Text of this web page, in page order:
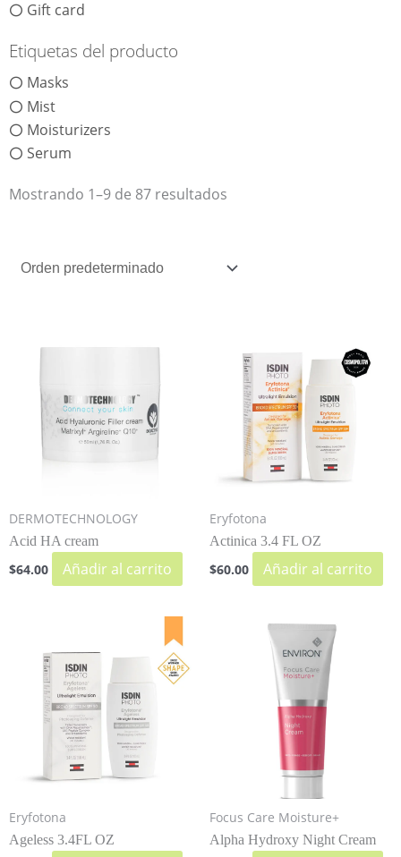
Gift card
Etiquetas del producto
Masks
Mist
Moisturizers
Serum
Mostrando 1–9 de 87 resultados
DERMOTECHNOLOGY
Acid HA cream
$64.00 Añadir al carrito
Eryfotona
Actinica 3.4 FL OZ
$60.00 Añadir al carrito
Eryfotona
Ageless 3.4FL OZ
Focus Care Moisture+
Alpha Hydroxy Night Cream